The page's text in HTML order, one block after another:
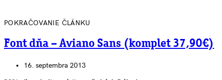
POKRAČOVANIE ČLÁNKU
Font dňa – Aviano Sans (komplet 37,90€)
16. septembra 2013